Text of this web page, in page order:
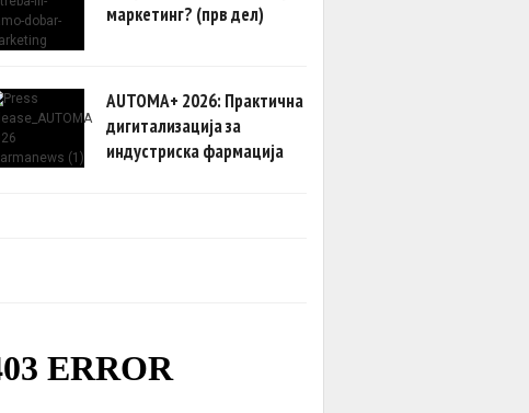
маркетинг? (прв дел)
AUTOMA+ 2026: Практична
дигитализација за
индустриска фармација